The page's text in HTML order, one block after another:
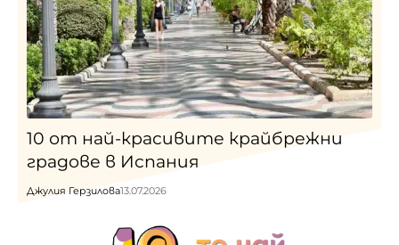
10 от най-красивите крайбрежни
градове в Испания
Джулия Герзилова13.07.2026